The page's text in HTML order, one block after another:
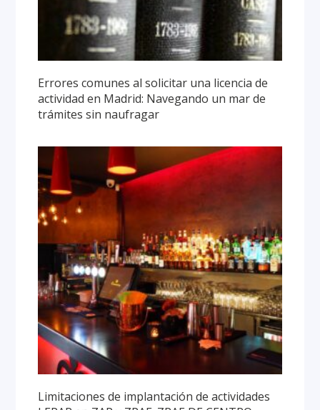
Errores comunes al solicitar una licencia de
actividad en Madrid: Navegando un mar de
trámites sin naufragar
Limitaciones de implantación de actividades